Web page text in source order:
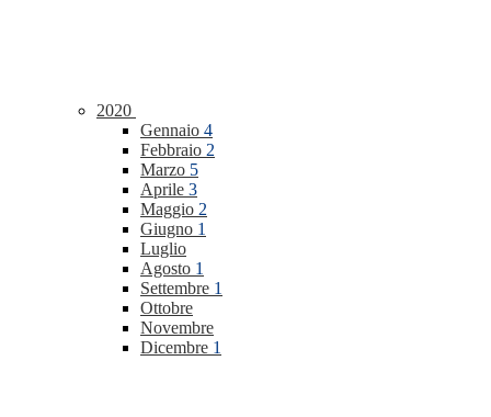
2020
Gennaio 4
Febbraio 2
Marzo 5
Aprile 3
Maggio 2
Giugno 1
Luglio
Agosto 1
Settembre 1
Ottobre
Novembre
Dicembre 1